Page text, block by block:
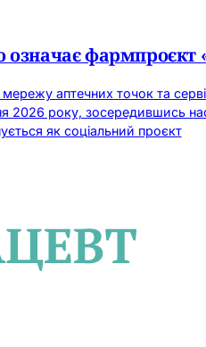
означає
аптечних точок та
року, зосередившись
як соціальний проєкт